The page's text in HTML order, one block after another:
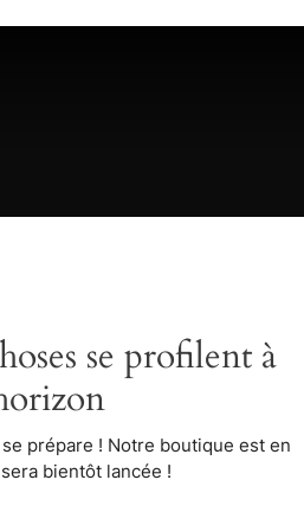
se profilent à
prépare ! Notre boutique est en
bientôt lancée !